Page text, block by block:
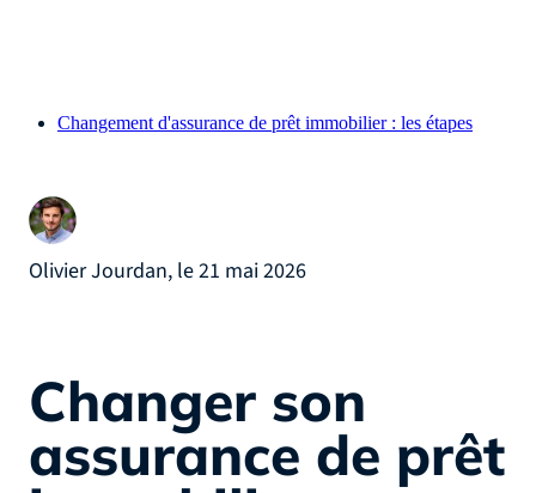
Changement d'assurance de prêt immobilier : les étapes
Olivier Jourdan, le 21 mai 2026
Changer son
assurance de prêt